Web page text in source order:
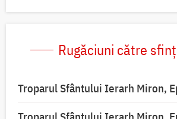
Rugăciuni către
Troparul Sfântului Ierarh Miron,